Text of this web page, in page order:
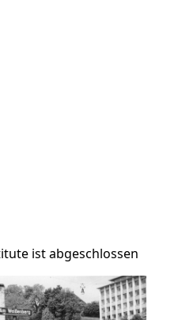
ist abgeschlossen